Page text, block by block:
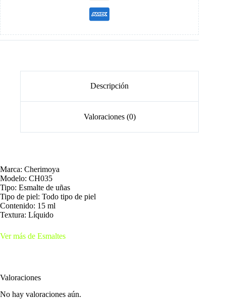
Descripción
Valoraciones (0)
Marca: Cherimoya
Modelo: CH035
Tipo: Esmalte de uñas
Tipo de piel: Todo tipo de piel
Contenido: 15 ml
Textura: Líquido
Ver más de Esmaltes
Valoraciones
No hay valoraciones aún.